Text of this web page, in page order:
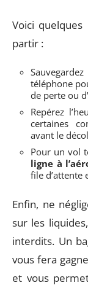
Voici
partir :
téléphone
de perte ou
Repérez
certaines
avant le
Pour un vol
ligne à
file d’attente
Enfin, ne
sur les
interdits. Un
vous fera
et vous